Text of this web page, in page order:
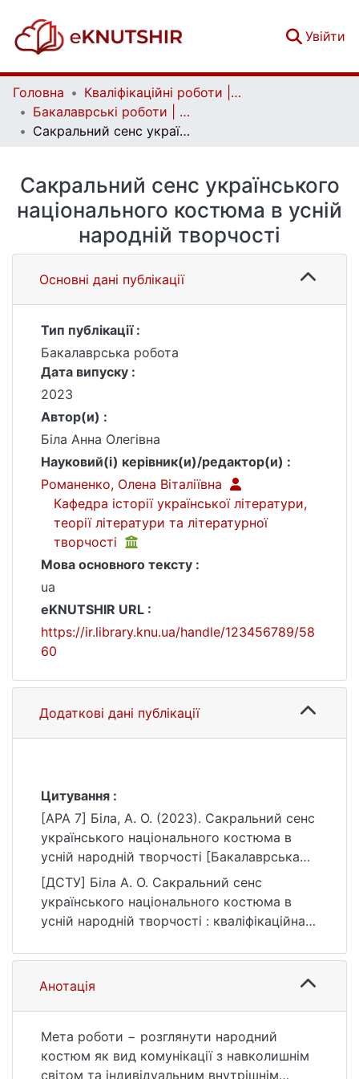
Увійти
Головна
Кваліфікаційні роботи | Qualifying works
Бакалаврські роботи | Bachelor theses
Сакральний сенс українського національного костюма в усній народній творчості
Сакральний сенс українського
національного костюма в усній
народній творчості
Основні дані публікації
Тип публікації :
Бакалаврська робота
Дата випуску :
2023
Автор(и) :
Біла Анна Олегівна
Науковий(і) керівник(и)/редактор(и) :
Романенко, Олена Віталіївна
Кафедра історії української літератури,
теорії літератури та літературної
творчості
Мова основного тексту :
ua
eKNUTSHIR URL :
https://ir.library.knu.ua/handle/123456789/58
60
Додаткові дані публікації
Цитування :
[APA 7] Біла, А. О. (2023). Сакральний сенс
українського національного костюма в
усній народній творчості [Бакалаврська
робота, Київський національний
університет імені Тараса Шевченка].
eKNUTSHIR.
https://ir.library.knu.ua/handle/123456789/58
60
[ДСТУ] Біла А. О. Сакральний сенс
українського національного костюма в
усній народній творчості : кваліфікаційна
наук. кер. О. В. Романенко. Київ, 2023. 46 с.
URL:
https://ir.library.knu.ua/handle/123456789/58
Анотація
Мета роботи − розглянути народний
костюм як вид комунікації з навколишнім
світом та індивідуальним внутрішнім